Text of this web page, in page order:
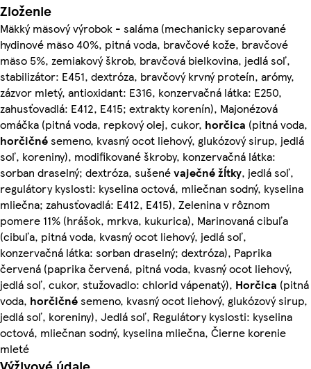
Zloženie
Mäkký mäsový výrobok - saláma (mechanicky separované
hydinové mäso 40%, pitná voda, bravčové kože, bravčové
mäso 5%, zemiakový škrob, bravčová bielkovina, jedlá soľ,
stabilizátor: E451, dextróza, bravčový krvný proteín, arómy,
zázvor mletý, antioxidant: E316, konzervačná látka: E250,
zahusťovadlá: E412, E415; extrakty korenín), Majonézová
omáčka (pitná voda, repkový olej, cukor, horčica (pitná voda,
horčičnésemeno, kvasný ocot liehový, glukózový sirup, jedlá
soľ, koreniny), modifikované škroby, konzervačná látka:
sorban draselný; dextróza, sušenévaječnéžĺtky, jedlá soľ,
regulátory kyslosti: kyselina octová, mliečnan sodný, kyselina
mliečna; zahusťovadlá: E412, E415), Zelenina v rôznom
pomere 11% (hrášok, mrkva, kukurica), Marinovaná cibuľa
(cibuľa, pitná voda, kvasný ocot liehový, jedlá soľ,
konzervačná látka: sorban draselný; dextróza), Paprika
červená (paprika červená, pitná voda, kvasný ocot liehový,
jedlá soľ, cukor, stužovadlo: chlorid vápenatý), Horčica (pitná
voda, horčičnésemeno, kvasný ocot liehový, glukózový sirup,
jedlá soľ, koreniny), Jedlá soľ, Regulátory kyslosti: kyselina
octová, mliečnan sodný, kyselina mliečna, Čierne korenie
mleté